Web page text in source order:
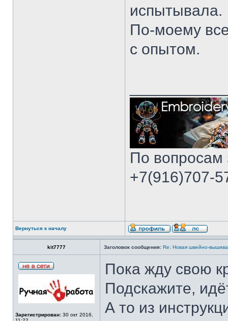
испытывала.
По-моему
с опытом.
По вопросам
+7(916)707-
Вернуться к началу
kit7777 Заголовок сообщения: Re: Новая швейно-
Зарегистрирован: 30 окт 2016,
Пока жду свою
Подскажите,
А то из